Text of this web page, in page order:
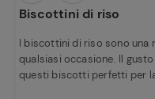
Biscottini di riso
I biscottini di riso sono una
qualsiasi occasione. Il
questi biscotti perfetti per